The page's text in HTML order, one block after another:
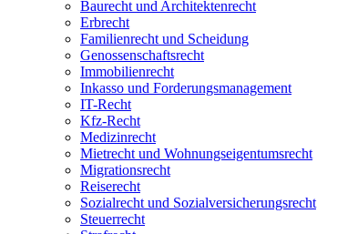
Baurecht und Architektenrecht
Erbrecht
Familienrecht und Scheidung
Genossenschaftsrecht
Immobilienrecht
Inkasso und Forderungsmanagement
IT-Recht
Kfz-Recht
Medizinrecht
Mietrecht und Wohnungseigentumsrecht
Migrationsrecht
Reiserecht
Sozialrecht und Sozialversicherungsrecht
Steuerrecht